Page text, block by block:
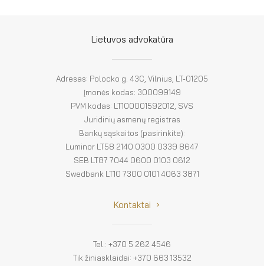
Lietuvos advokatūra
Adresas: Polocko g. 43C, Vilnius, LT-01205
Įmonės kodas: 300099149
PVM kodas: LT100001592012, SVS
Juridinių asmenų registras
Bankų sąskaitos (pasirinkite):
Luminor LT58 2140 0300 0339 8647
SEB LT87 7044 0600 0103 0612
Swedbank LT10 7300 0101 4063 3871
Kontaktai
Tel.: +370 5 262 4546
Tik žiniasklaidai: +370 663 13532